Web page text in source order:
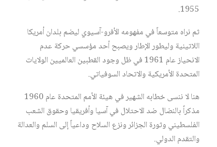
1955.
ثم نراه متوسعاً في مفهومه الأفرو-آسيوي ليضم بلدان أمريكا
اللاتينية وليطور الإطار ويصبح أحد مؤسسي حركة عدم
الانحياز عام 1961 في ظل وجود القطبين العالميين الولايات
المتحدة الأمريكية والاتحاد السوفياتي.
هنا لا ننسى خطابه الشهير في هيئة الأمم المتحدة عام 1960
مذكراً بالنضال ضد الاحتلال في آسيا وأفريقيا وحقوق الشعب
الفلسطيني وثورة الجزائر ونزع السلاح وداعياً إلى السلم والعدالة
والتقدم الدولي.